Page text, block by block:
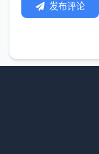
发布评论